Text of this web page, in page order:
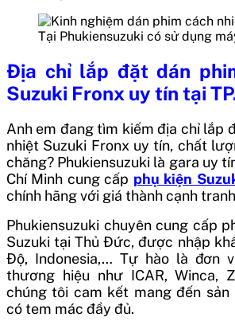
Tại Phukiensuzuki có sử dụng
Địa chỉ lắp đặt dán
Suzuki Fronx uy tín tại
Anh em đang tìm kiếm địa chỉ lắp
nhiệt Suzuki Fronx uy tín, chất
chăng? Phukiensuzuki là gara uy
Chí Minh cung cấp phụ kiện
chính hãng với giá thành cạnh
Phukiensuzuki chuyên cung cấp
Suzuki tại Thủ Đức, được nhập
Độ, Indonesia,… Tự hào là đơn
thương hiệu như ICAR, Winca,
chúng tôi cam kết mang đến sản
có tem mác đầy đủ.